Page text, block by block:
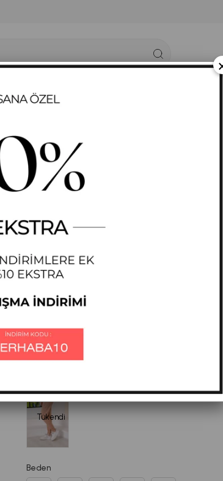
ELBISE SWEATSHIRT YENI
WESTBOUND
KADIN GÜNLÜK JOGGER
STOK KODU (SS-1007)
%17
ÜYE OL SEPETTE
Diğer Renkleri
Tükendi
Beden